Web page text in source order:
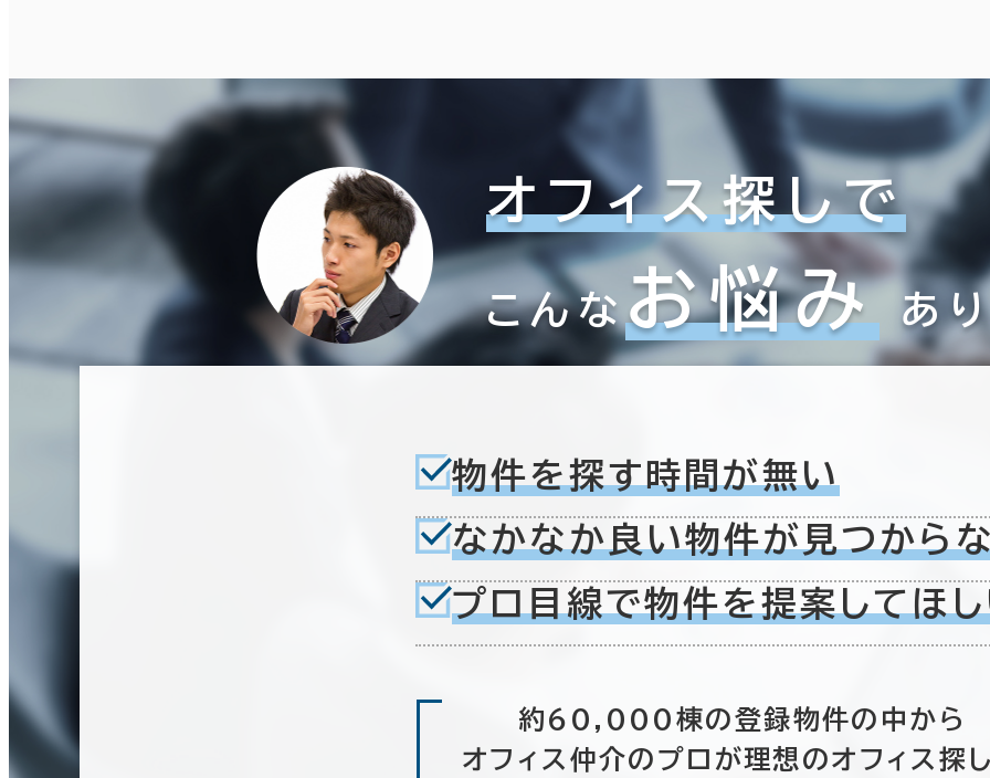
建築中 1年以内
5年以内
10年以内
30年以内
階数
2階以上
オフィス探しで
こんな お悩み あ
物件を探す時間が無い
なかなか良い物件が 見つから
プロ目線で物件を提案してほ
約60,000棟の登録物件の中から
オフィス仲介のプロが理想のオフィス探
栃木県 (59) 群馬県
東京都 (4,023) 神奈川県 (1,081)
該当数 0室(0棟)
賃料選択（共益費含）
月総額
～
賃料非公開物件を含む
10分以内
６か月以内 ６か月以上
10年以内 20年以内 30年以内